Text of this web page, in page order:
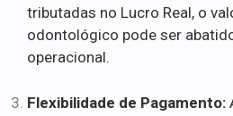
tributadas no Lucro Real, o
odontológico pode ser
operacional.
Flexibilidade de Pagamento: